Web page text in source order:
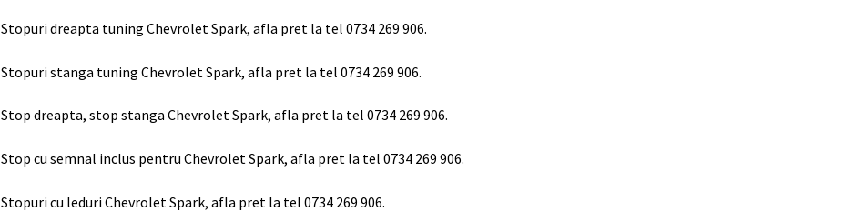
Stopuri dreapta tuning Chevrolet Spark, afla pret la tel 0734 269 906.
Stopuri stanga tuning Chevrolet Spark, afla pret la tel 0734 269 906.
Stop dreapta, stop stanga Chevrolet Spark, afla pret la tel 0734 269 906.
Stop cu semnal inclus pentru Chevrolet Spark, afla pret la tel 0734 269 906.
Stopuri cu leduri Chevrolet Spark, afla pret la tel 0734 269 906.